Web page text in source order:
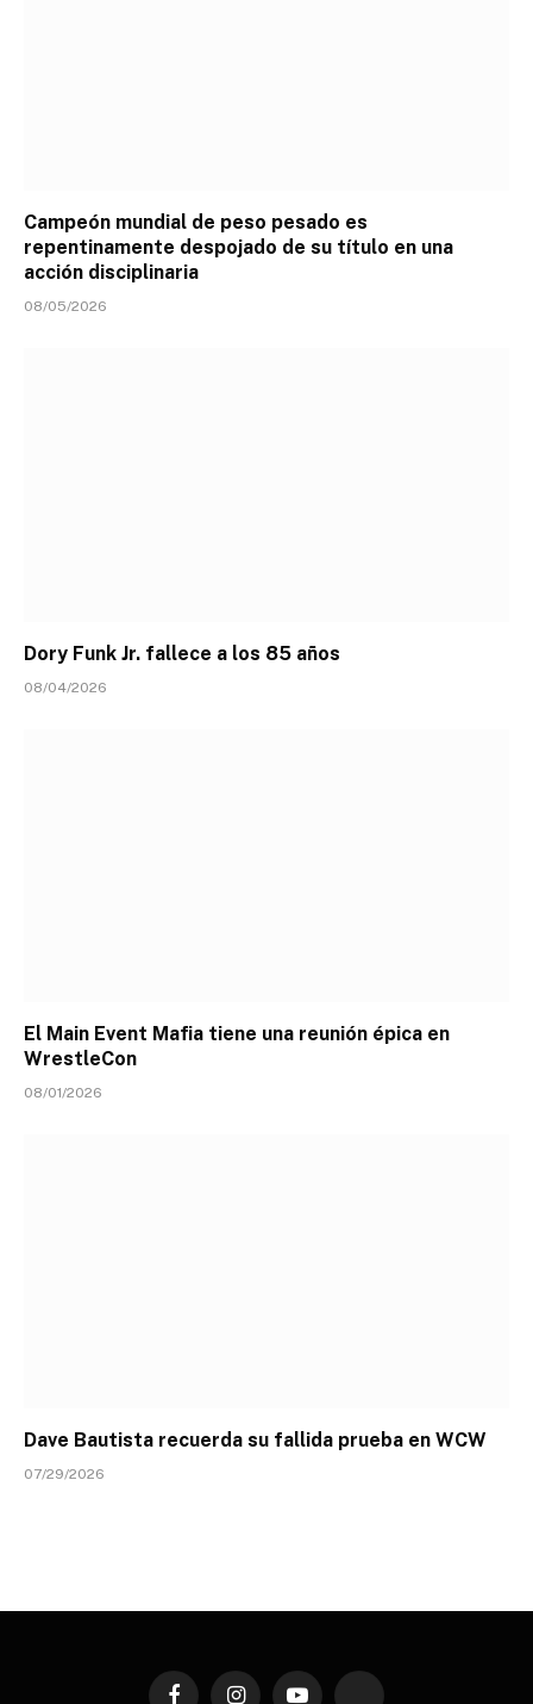
Campeón mundial de peso pesado es
repentinamente despojado de su título en una
acción disciplinaria
08/05/2026
Dory Funk Jr. fallece a los 85 años
08/04/2026
El Main Event Mafia tiene una reunión épica en
WrestleCon
08/01/2026
Dave Bautista recuerda su fallida prueba en WCW
07/29/2026